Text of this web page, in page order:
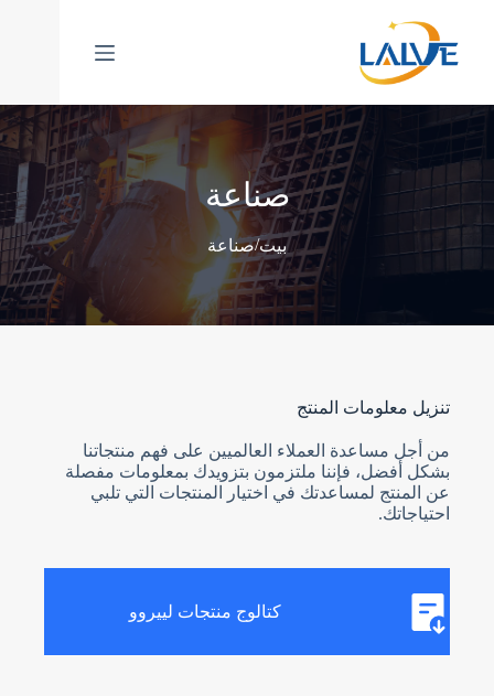
المحتوى
صناعة
بيت/صناعة
تنزيل معلومات المنتج
من أجل مساعدة العملاء العالميين على فهم منتجاتنا
بشكل أفضل، فإننا ملتزمون بتزويدك بمعلومات مفصلة
عن المنتج لمساعدتك في اختيار المنتجات التي تلبي
احتياجاتك.
كتالوج منتجات لييروو